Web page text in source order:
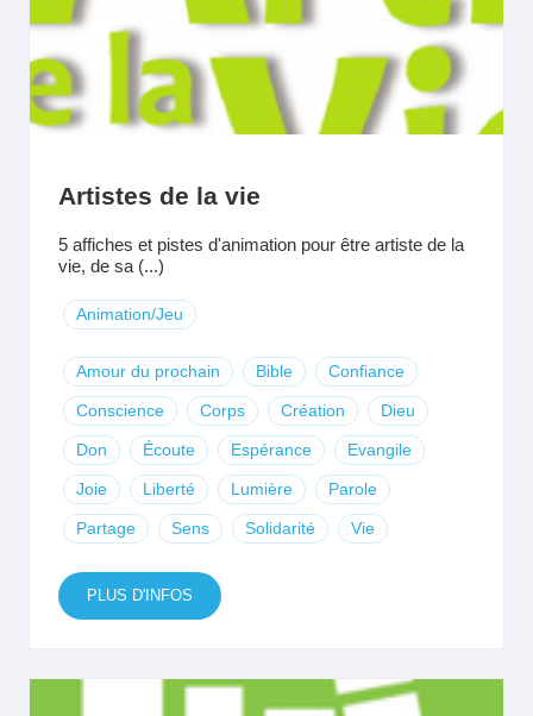
Artistes de la vie
5 affiches et pistes d'animation pour être artiste de la
vie, de sa (...)
Animation/Jeu
Amour du prochain Bible Confiance
Conscience Corps Création Dieu
Don Écoute Espérance Evangile
Joie Liberté Lumière Parole
Partage Sens Solidarité Vie
PLUS D'INFOS